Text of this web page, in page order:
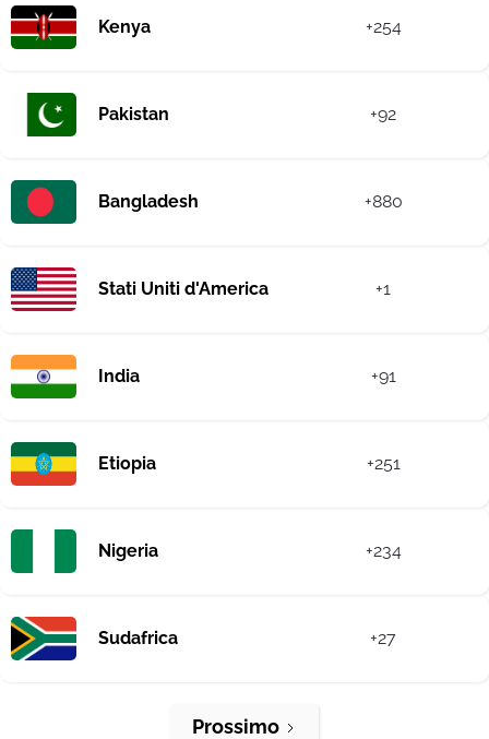
Kenya +254
Pakistan +92
Bangladesh +880
Stati Uniti d'America +1
India +91
Etiopia +251
Nigeria +234
Sudafrica +27
Prossimo